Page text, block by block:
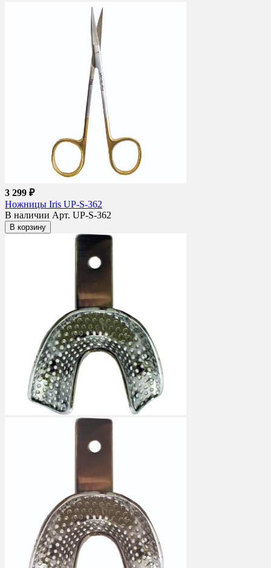
3 299 ₽
Ножницы Iris UP-S-362
В наличии Арт. UP-S-362
В корзину